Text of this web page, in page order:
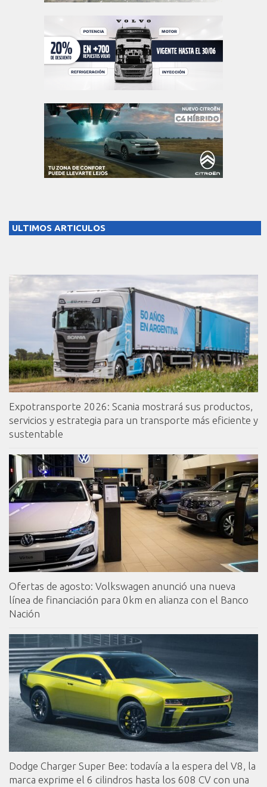
ULTIMOS ARTICULOS
Expotransporte 2026: Scania mostrará sus productos,
servicios y estrategia para un transporte más eficiente y
sustentable
Ofertas de agosto: Volkswagen anunció una nueva
línea de financiación para 0km en alianza con el Banco
Nación
Dodge Charger Super Bee: todavía a la espera del V8, la
marca exprime el 6 cilindros hasta los 608 CV con una